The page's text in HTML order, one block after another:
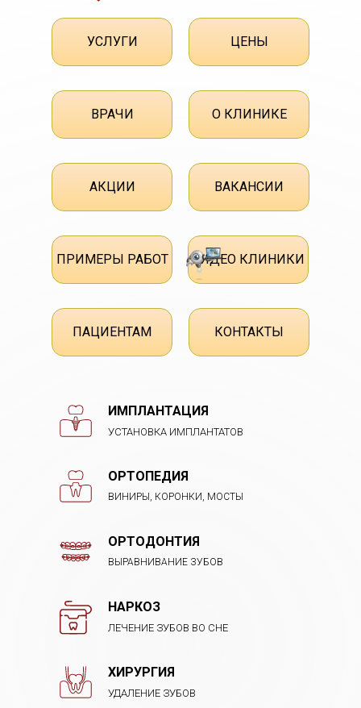
УСЛУГИ ЦЕНЫ
ВРАЧИ О КЛИНИКЕ
ПАЦИЕНТАМ КОНТАКТЫ
УДАЛЕНИЕ ЗУБОВ
ХИРУРГИЯ
АКЦИИ ВАКАНСИИ
ЛЕЧЕНИЕ ЗУБОВ ВО СНЕ
НАРКОЗ
ПРИМЕРЫ РАБОТ ВИДЕО КЛИНИКИ
ОРТОДОНТИЯ
ВЫРАВНИВАНИЕ ЗУБОВ
ВИНИРЫ, КОРОНКИ, МОСТЫ
ОРТОПЕДИЯ
УСТАНОВКА ИМПЛАНТАТОВ
ИМПЛАНТАЦИЯ